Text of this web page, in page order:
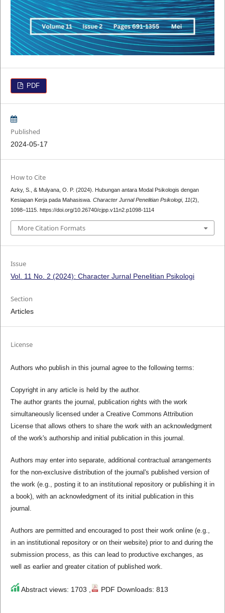
PDF
Published
2024-05-17
How to Cite
Azky, S., & Mulyana, O. P. (2024). Hubungan antara Modal Psikologis dengan
Kesiapan Kerja pada Mahasiswa. Character Jurnal Penelitian Psikologi, 11(2),
1098–1115. https://doi.org/10.26740/cjpp.v11n2.p1098-1114
More Citation Formats
Issue
Vol. 11 No. 2 (2024): Character Jurnal Penelitian Psikologi
Section
Articles
License
Authors who publish in this journal agree to the following terms:
Copyright in any article is held by the author.
The author grants the journal, publication rights with the work
simultaneously licensed under a Creative Commons Attribution
License that allows others to share the work with an acknowledgment
of the work's authorship and initial publication in this journal.
Authors may enter into separate, additional contractual arrangements
for the non-exclusive distribution of the journal's published version of
the work (e.g., posting it to an institutional repository or publishing it in
a book), with an acknowledgment of its initial publication in this
journal.
Authors are permitted and encouraged to post their work online (e.g.,
in an institutional repository or on their website) prior to and during the
submission process, as this can lead to productive exchanges, as
well as earlier and greater citation of published work.
Abstract views: 1703 , PDF Downloads: 813